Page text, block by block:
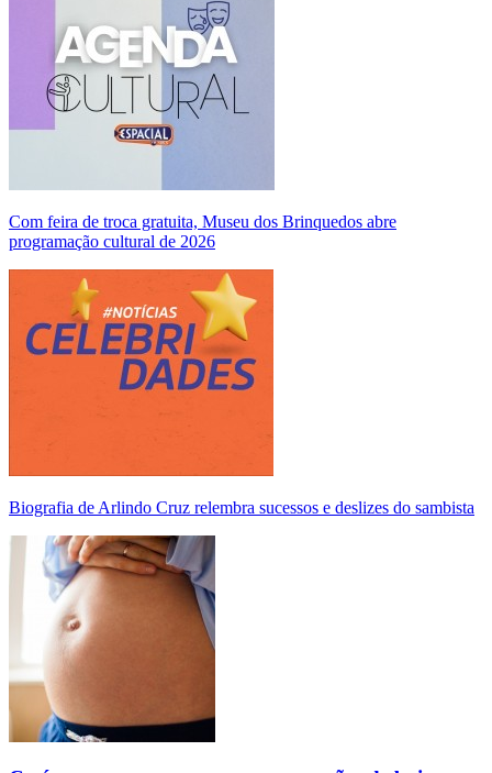
Com feira de troca gratuita, Museu dos Brinquedos abre
programação cultural de 2026
Biografia de Arlindo Cruz relembra sucessos e deslizes do sambista